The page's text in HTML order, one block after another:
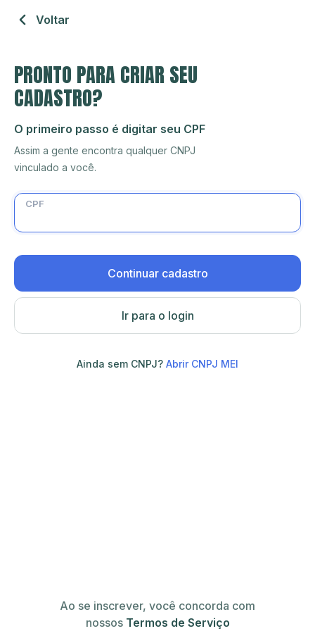
Voltar
PRONTO PARA CRIAR SEU
CADASTRO?
O primeiro passo é digitar seu CPF
Assim a gente encontra qualquer CNPJ
vinculado a você.
CPF
Continuar cadastro
Ir para o login
Ainda sem CNPJ? Abrir CNPJ MEI
Ao se inscrever, você concorda com
nossos Termos de Serviço